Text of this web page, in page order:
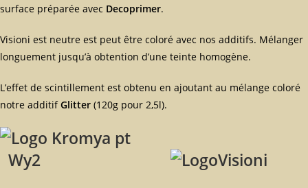
surface préparée avec Decoprimer.
Visioni est neutre est peut être coloré avec nos additifs. Mélanger
longuement jusqu’à obtention d’une teinte homogène.
L’effet de scintillement est obtenu en ajoutant au mélange coloré
notre additifGlitter (120g pour 2,5l).
Wy2